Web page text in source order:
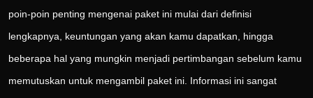
poin-poin penting mengenai paket ini mulai dari definisi
lengkapnya, keuntungan yang akan kamu dapatkan, hingga
beberapa hal yang mungkin menjadi pertimbangan sebelum kamu
memutuskan untuk mengambil paket ini. Informasi ini sangat